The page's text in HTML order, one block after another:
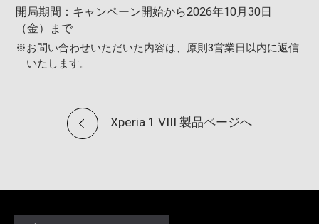
開局期間：キャンペーン開始から2026年10月30日
（金）まで
※お問い合わせいただいた内容は、原則3営業日以内に返信
いたします。
Xperia 1 VIII 製品ページへ